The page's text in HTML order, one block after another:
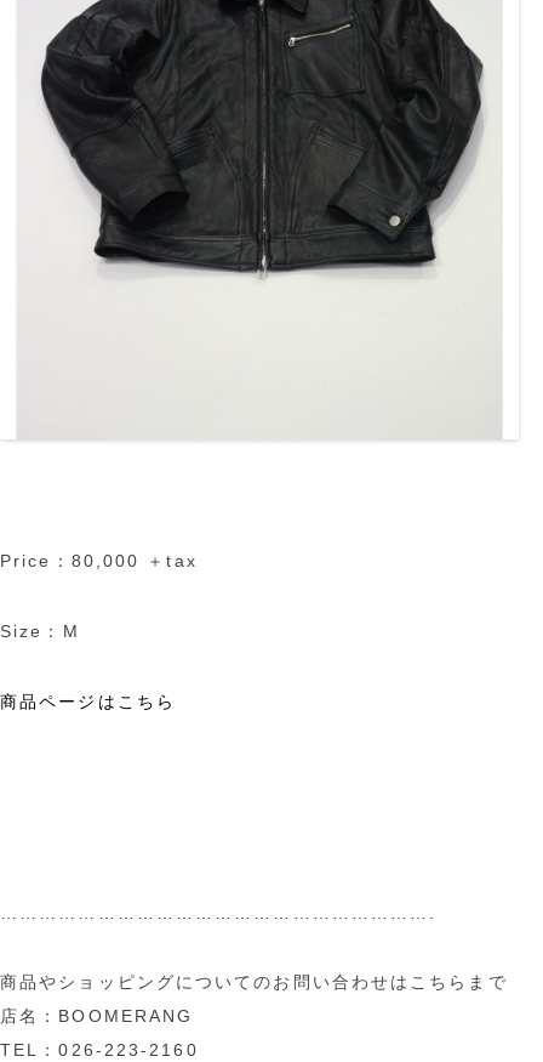
Price：80,000 ＋tax
Size：M
商品ページはこちら
商品やショッピングについてのお問い合わせはこちらまで
店名：BOOMERANG
TEL：026-223-2160